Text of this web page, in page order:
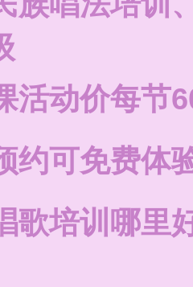
活动价每节
约可免费体
歌培训哪里